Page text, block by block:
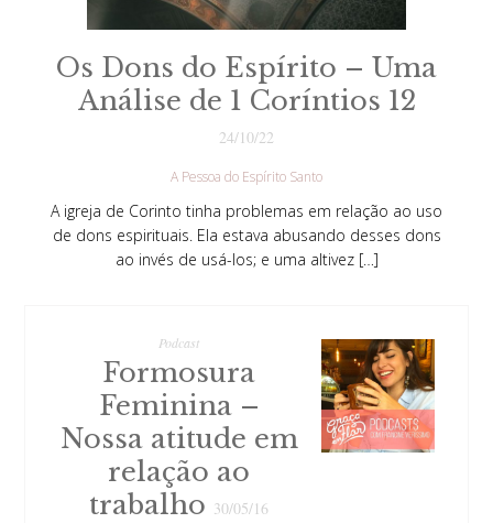
Os Dons do Espírito – Uma
Análise de 1 Coríntios 12
24/10/22
A Pessoa do Espírito Santo
A igreja de Corinto tinha problemas em relação ao uso
de dons espirituais. Ela estava abusando desses dons
ao invés de usá-los; e uma altivez […]
Podcast
Formosura
Feminina –
Nossa atitude em
relação ao
trabalho 30/05/16